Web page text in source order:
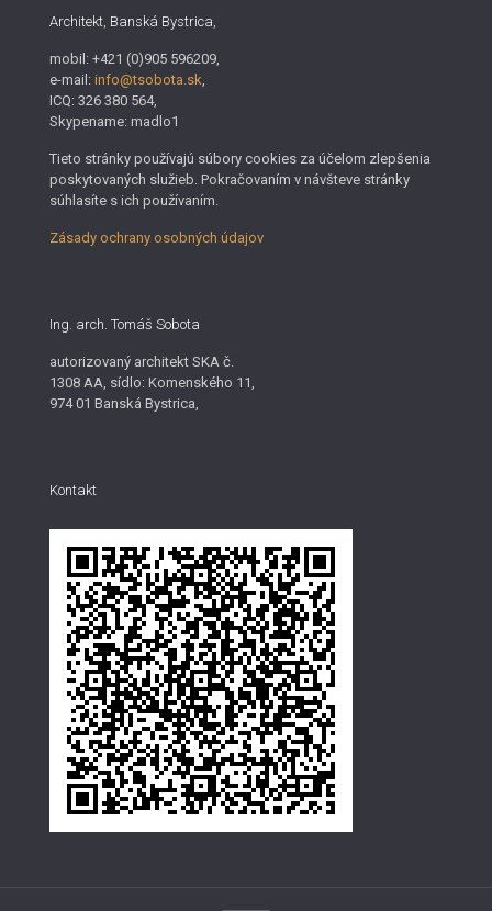
Architekt, Banská Bystrica,
mobil: +421 (0)905 596209,
e-mail: info@tsobota.sk,
ICQ: 326 380 564,
Skypename: madlo1
Tieto stránky používajú súbory cookies za účelom zlepšenia
poskytovaných služieb. Pokračovaním v návšteve stránky
súhlasíte s ich používaním.
Zásady ochrany osobných údajov
Ing. arch. Tomáš Sobota
autorizovaný architekt SKA č.
1308 AA, sídlo: Komenského 11,
974 01 Banská Bystrica,
Kontakt